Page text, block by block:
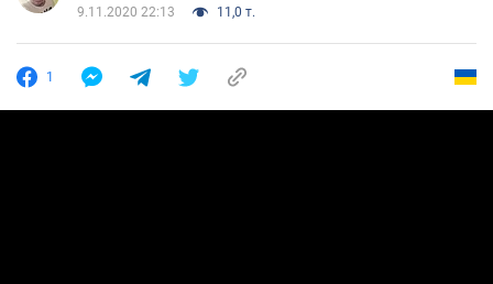
9.11.2020 22:13 11,0 т.
1